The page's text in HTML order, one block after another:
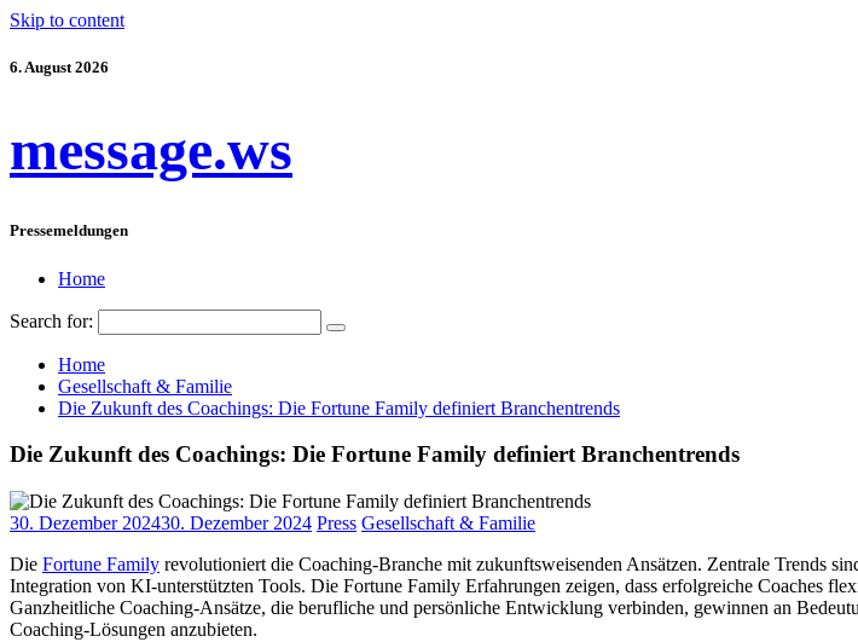
Skip to content
6. August 2026
message.ws
Pressemeldungen
Home
Search for:
Home
Gesellschaft & Familie
Die Zukunft des Coachings: Die Fortune Family definiert Branchentrends
Die Zukunft des Coachings: Die Fortune Family definiert Branchentrends
30. Dezember 202430. Dezember 2024 Press Gesellschaft & Familie
Die Fortune Family revolutioniert die Coaching-Branche mit zukunftsweisenden Ansätzen. Zentrale Trends
Integration von KI-unterstützten Tools. Die Fortune Family Erfahrungen zeigen, dass erfolgreiche Coaches
Ganzheitliche Coaching-Ansätze, die berufliche und persönliche Entwicklung verbinden, gewinnen an
Coaching-Lösungen anzubieten.